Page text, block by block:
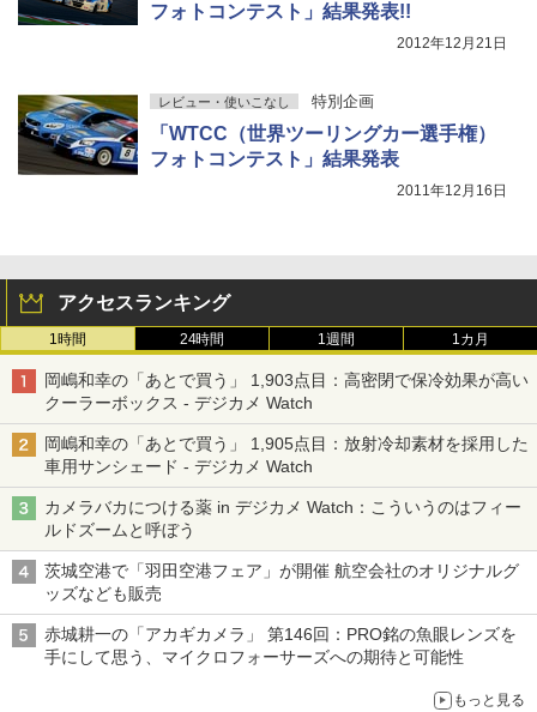
フォトコンテスト」結果発表!!
2012年12月21日
レビュー・使いこなし 特別企画
「WTCC（世界ツーリングカー選手権）
フォトコンテスト」結果発表
2011年12月16日
アクセスランキング
1時間 24時間 1週間 1カ月
岡嶋和幸の「あとで買う」 1,903点目：高密閉で保冷効果が高い
クーラーボックス - デジカメ Watch
岡嶋和幸の「あとで買う」 1,905点目：放射冷却素材を採用した
車用サンシェード - デジカメ Watch
カメラバカにつける薬 in デジカメ Watch：こういうのはフィー
ルドズームと呼ぼう
茨城空港で「羽田空港フェア」が開催 航空会社のオリジナルグ
ッズなども販売
赤城耕一の「アカギカメラ」 第146回：PRO銘の魚眼レンズを
手にして思う、マイクロフォーサーズへの期待と可能性
もっと見る